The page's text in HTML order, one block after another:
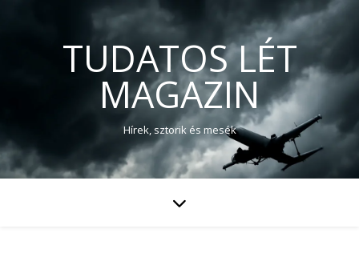
TUDATOS LÉT
MAGAZIN
Hírek, sztorik és mesék